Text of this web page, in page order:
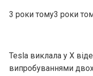
3 роки тому3 роки
Tesla виклала у X
випробуваннями